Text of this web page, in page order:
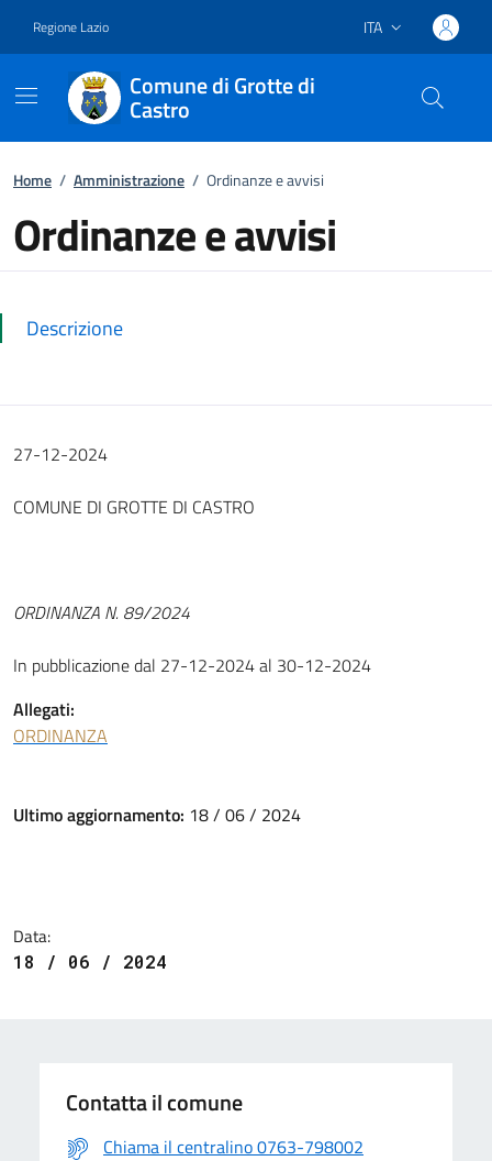
Regione Lazio Lingua attiva:
ITA
Comune di Grotte di
Castro
Home / Amministrazione / Ordinanze e avvisi
Ordinanze e avvisi
Descrizione
27-12-2024
COMUNE DI GROTTE DI CASTRO
ORDINANZA N. 89/2024
In pubblicazione dal 27-12-2024 al 30-12-2024
Allegati:
ORDINANZA
Ultimo aggiornamento: 18 / 06 / 2024
Data:
18 / 06 / 2024
Contatta il comune
Chiama il centralino 0763-798002